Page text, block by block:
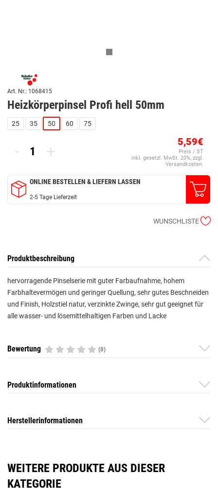
Art. Nr.: 1068415
Heizkörperpinsel Profi hell 50mm
25 35 50 60 75
- + 5,59€
Preis / ST
inkl. gesetzl. MwSt. 20%, zzgl.
Versandkosten.
ONLINE BESTELLEN & LIEFERN LASSEN
2-5 Tage Lieferzeit
WUNSCHLISTE
Produktbeschreibung
hervorragende Pinselserie mit guter Farbaufnahme, hohem
Farbhaltevermögen und geringer Quellung, sehr gutes Beschneiden
und Finish, Holzstiel natur, verzinkte Zwinge, sehr gut geeignet für
alle wasser- und lösemittelhaltigen Farben und Lacke
Bewertung (0)
Produktinformationen
Herstellerinformationen
WEITERE PRODUKTE AUS DIESER
KATEGORIE